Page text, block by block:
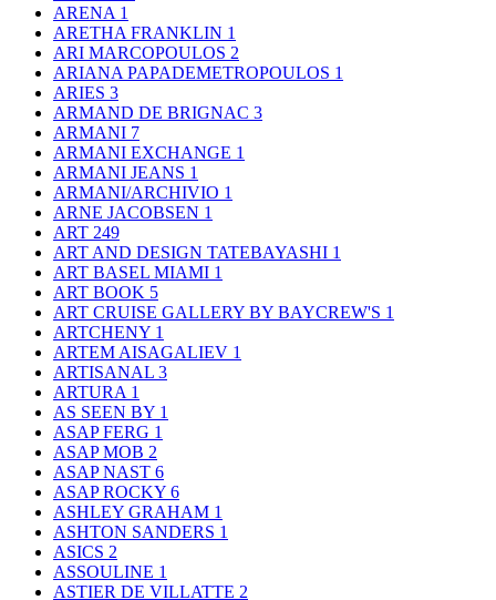
ARENA 1
ARETHA FRANKLIN 1
ARI MARCOPOULOS 2
ARIANA PAPADEMETROPOULOS 1
ARIES 3
ARMAND DE BRIGNAC 3
ARMANI 7
ARMANI EXCHANGE 1
ARMANI JEANS 1
ARMANI/ARCHIVIO 1
ARNE JACOBSEN 1
ART 249
ART AND DESIGN TATEBAYASHI 1
ART BASEL MIAMI 1
ART BOOK 5
ART CRUISE GALLERY BY BAYCREW'S 1
ARTCHENY 1
ARTEM AISAGALIEV 1
ARTISANAL 3
ARTURA 1
AS SEEN BY 1
ASAP FERG 1
ASAP MOB 2
ASAP NAST 6
ASAP ROCKY 6
ASHLEY GRAHAM 1
ASHTON SANDERS 1
ASICS 2
ASSOULINE 1
ASTIER DE VILLATTE 2